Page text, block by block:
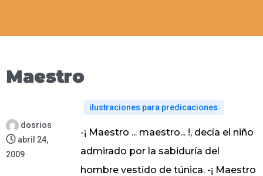
Maestro
dosrios
abril 24,
2009
ilustraciones para predicaciones
-¡ Maestro ... maestro... !, decía el niño
admirado por la sabiduría del
hombre vestido de túnica. -¡ Maestro